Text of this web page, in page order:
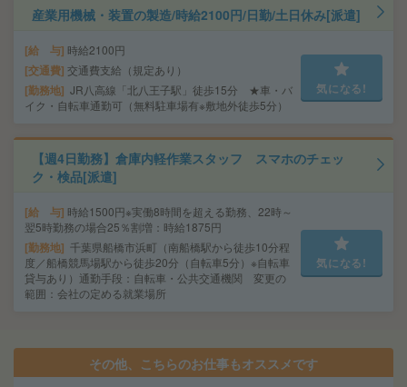
産業用機械・装置の製造/時給2100円/日勤/土日休み[派遣]
給 与 時給2100円
交通費 交通費支給（規定あり）
勤務地 JR八高線「北八王子駅」徒歩15分 ★車・バ
イク・自転車通勤可（無料駐車場有※敷地外徒歩5分）
気になる!
【週4日勤務】倉庫内軽作業スタッフ スマホのチェッ
ク・検品[派遣]
給 与 時給1500円※実働8時間を超える勤務、22時～
翌5時勤務の場合25％割増：時給1875円
勤務地 千葉県船橋市浜町（南船橋駅から徒歩10分程
度／船橋競馬場駅から徒歩20分（自転車5分）※自転車
貸与あり）通勤手段：自転車・公共交通機関 変更の
範囲：会社の定める就業場所
気になる!
その他、こちらのお仕事もオススメです